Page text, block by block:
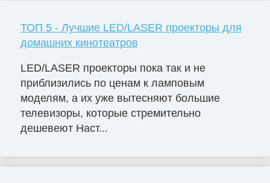
ТОП 5 - Лучшие LED/LASER проекторы для
домашних кинотеатров
LED/LASER проекторы пока так и не
приблизились по ценам к ламповым
моделям, а их уже вытесняют большие
телевизоры, которые стремительно
дешевеют Наст...